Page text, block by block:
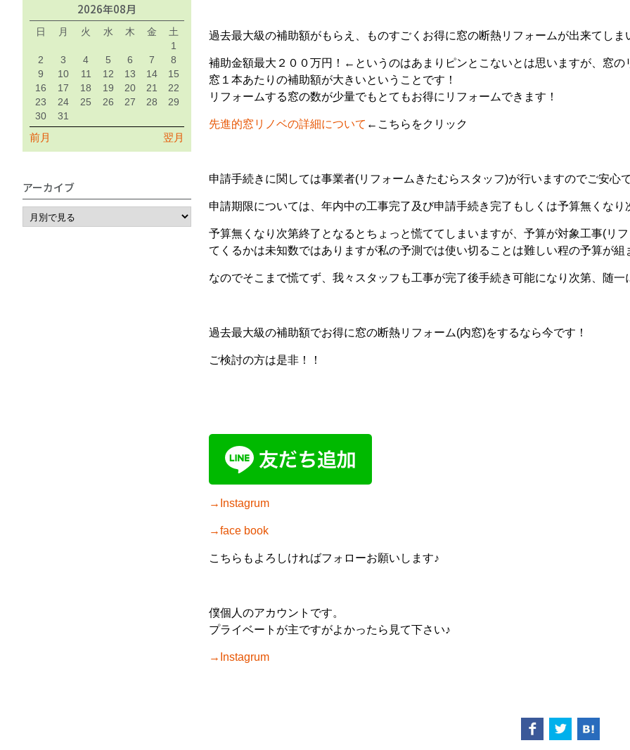
過去最大級の補助額がもらえ、ものすごくお得に窓の断熱リフォームが出来てしま
補助金額最大２００万円！←というのはあまりピンとこないとは思いますが、窓
窓１本あたりの補助額が大きいということです！
リフォームする窓の数が少量でもとてもお得にリフォームできます！
先進的窓リノベの詳細について ←こちらをクリック
申請手続きに関しては事業者(リフォームきたむらスタッフ)が行いますのでご安心
申請期限については、年内中の工事完了及び申請手続き完了もしくは予算無くな
予算無くなり次第終了となるとちょっと慌ててしまいますが、予算が対象工事(リ
てくるかは未知数ではありますが私の予測では使い切ることは難しい程の予算が組
なのでそこまで慌てず、我々スタッフも工事が完了後手続き可能になり次第、随
過去最大級の補助額でお得に窓の断熱リフォーム(内窓)をするなら今です！
ご検討の方は是非！！
→Instagrum
→face book
こちらもよろしければフォローお願いします♪
僕個人のアカウントです。
プライベートが主ですがよかったら見て下さい♪
→ Instagrum
2026年08月
日 月 火 水 木 金
土
1
2
3 4 5 6 7
8
9
10 11 12 13 14
15
16
17 18 19 20 21
22
23
24 25 26 27 28
29
30
31
前月 翌月
アーカイブ